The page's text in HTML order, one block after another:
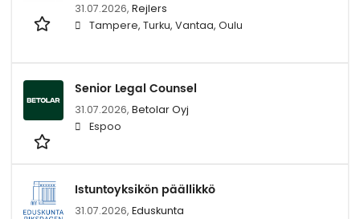
31.07.2026, Rejlers
Tampere, Turku, Vantaa, Oulu
Senior Legal Counsel
31.07.2026, Betolar Oyj
Espoo
Istuntoyksikön päällikkö
31.07.2026, Eduskunta